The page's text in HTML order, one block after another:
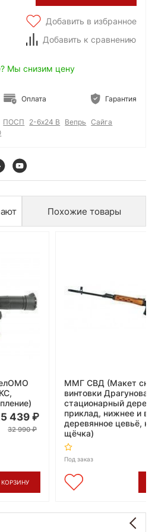
Добавить в избранное
Добавить к сравнению
Мы снизим цену
Оплата Гарантия
ПОСП 2-6х24 В Вепрь
Сайга
Похожие товары
439
32 990
КОРЗИНУ
ММГ СВД (Макет
винтовки Драгунова,
стационарный
приклад, нижнее и
деревянное цевьё,
щёчка)
Под заказ